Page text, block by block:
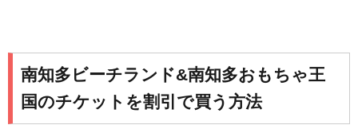
南知多ビーチランド&南知多おもちゃ王
国のチケットを割引で買う方法